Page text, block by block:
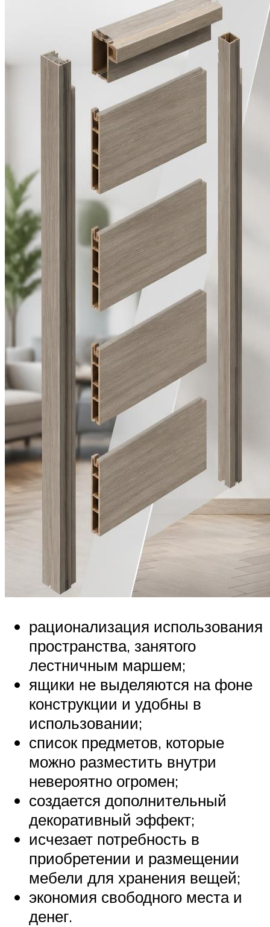
рационализация использования
пространства, занятого
лестничным маршем;
ящики не выделяются на фоне
конструкции и удобны в
использовании;
список предметов, которые
можно разместить внутри
невероятно огромен;
создается дополнительный
декоративный эффект;
исчезает потребность в
приобретении и размещении
мебели для хранения вещей;
экономия свободного места и
денег.